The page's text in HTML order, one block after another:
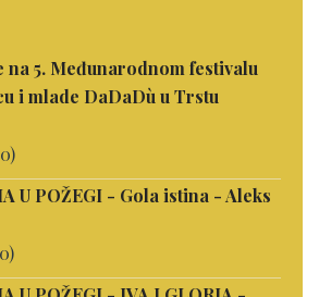
5. Međunarodnom festivalu
i mlade DaDaDù u Trstu
U POŽEGI - Gola istina - Aleks